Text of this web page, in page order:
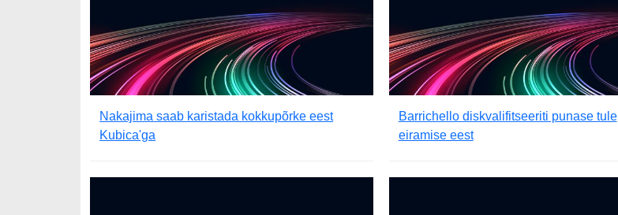
Nakajima saab karistada kokkupõrke eest
Kubica'ga
Barrichello diskvalifitseeriti punase tule
eiramise eest